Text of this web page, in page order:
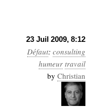
23 Juil 2009, 8:12
Défaut: consulting
humeur travail
by Christian